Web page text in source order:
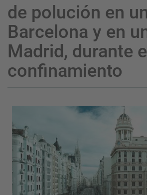
de polución en
Barcelona y en
Madrid, durante
confinamiento